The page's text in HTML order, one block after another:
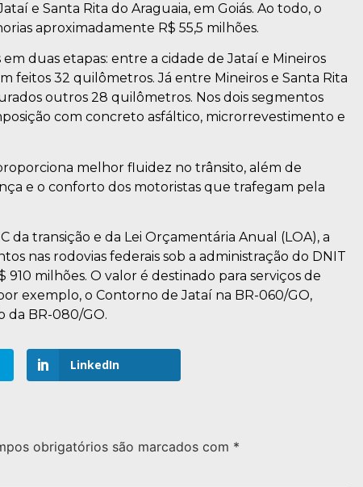
e Santa Rita do Araguaia, em Goiás. Ao todo, o
aproximadamente R$ 55,5 milhões.
duas etapas: entre a cidade de Jataí e Mineiros
feitos 32 quilômetros. Já entre Mineiros e Santa Rita
outros 28 quilômetros. Nos dois segmentos
com concreto asfáltico, microrrevestimento e
melhor fluidez no trânsito, além de
e o conforto dos motoristas que trafegam pela
da transição e da Lei Orçamentária Anual (LOA), a
nas rodovias federais sob a administração do DNIT
milhões. O valor é destinado para serviços de
exemplo, o Contorno de Jataí na BR-060/GO,
da BR-080/GO.
LinkedIn
obrigatórios são marcados com *